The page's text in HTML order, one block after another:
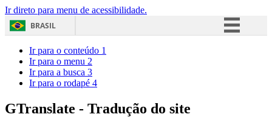
Ir direto para menu de acessibilidade.
BRASIL
Acesso à informação
Ir para o conteúdo 1
Ir para o menu 2
Ir para a busca 3
Ir para o rodapé 4
GTranslate - Tradução do site